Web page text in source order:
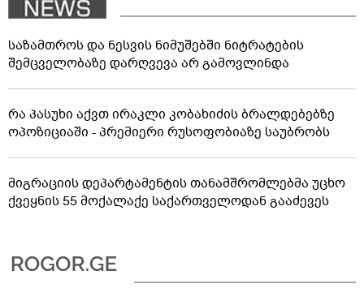
საზამთროს და ნესვის ნიმუშებში ნიტრატების
შემცველობაზე დარღვევა არ გამოვლინდა
რა პასუხი აქვთ ირაკლი კობახიძის ბრალდებებზე
ოპოზიციაში - პრემიერი რუსოფობიაზე საუბრობს
მიგრაციის დეპარტამენტის თანამშრომლებმა უცხო
ქვეყნის 55 მოქალაქე საქართველოდან გააძევეს